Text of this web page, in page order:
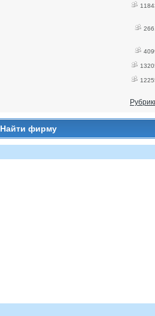
Найти фирму